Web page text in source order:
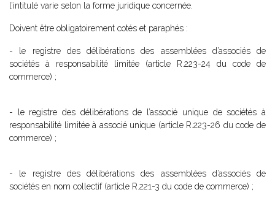
l’intitulé varie selon la forme juridique concernée.
Doivent être obligatoirement cotés et paraphés :
- le registre des délibérations des assemblées d’associés de
sociétés à responsabilité limitée (article R.223-24 du code de
commerce) ;
- le registre des délibérations de l’associé unique de sociétés à
responsabilité limitée à associé unique (article R.223-26 du code de
commerce) ;
- le registre des délibérations des assemblées d’associés de
sociétés en nom collectif (article R.221-3 du code de commerce) ;